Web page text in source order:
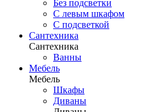
Без подсветки
С левым шкафом
С подсветкой
Сантехника
Сантехника
Ванны
Мебель
Мебель
Шкафы
Диваны